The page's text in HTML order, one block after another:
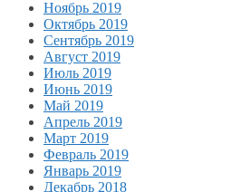
Ноябрь 2019
Октябрь 2019
Сентябрь 2019
Август 2019
Июль 2019
Июнь 2019
Май 2019
Апрель 2019
Март 2019
Февраль 2019
Январь 2019
Декабрь 2018